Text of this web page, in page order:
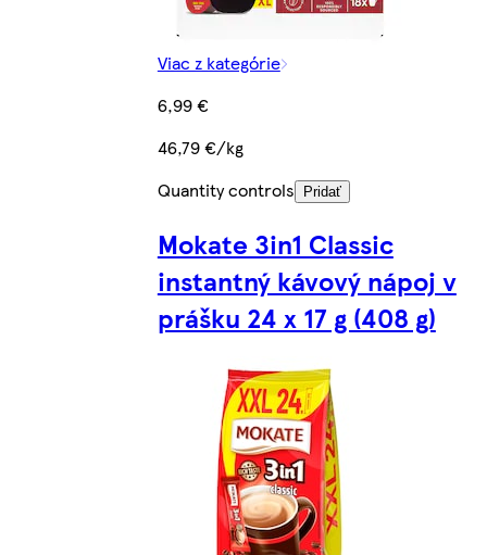
Viac z kategórie
6,99 €
46,79 €/kg
Quantity controls
Pridať
Mokate 3in1 Classic
instantný kávový nápoj v
prášku 24 x 17 g (408 g)